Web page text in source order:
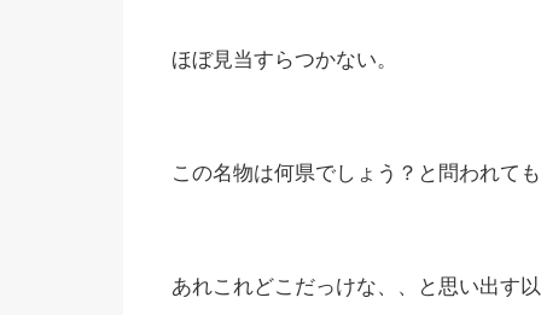
ほぼ見当すらつかない。
この名物は何県でしょう？と問われて
あれこれどこだっけな、、と思い出す